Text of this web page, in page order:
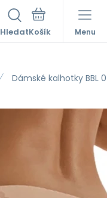
Hledat Menu
Dámské kalhotky BBL